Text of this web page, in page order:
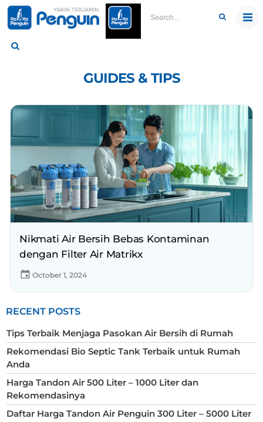
Skip
content
GUIDES & TIPS
Nikmati Air Bersih Bebas Kontaminan
dengan Filter Air Matrikx
October 1, 2024
RECENT POSTS
Tips Terbaik Menjaga Pasokan Air Bersih di Rumah
Rekomendasi Bio Septic Tank Terbaik untuk Rumah
Anda
Harga Tandon Air 500 Liter – 1000 Liter dan
Rekomendasinya
Daftar Harga Tandon Air Penguin 300 Liter – 5000 Liter